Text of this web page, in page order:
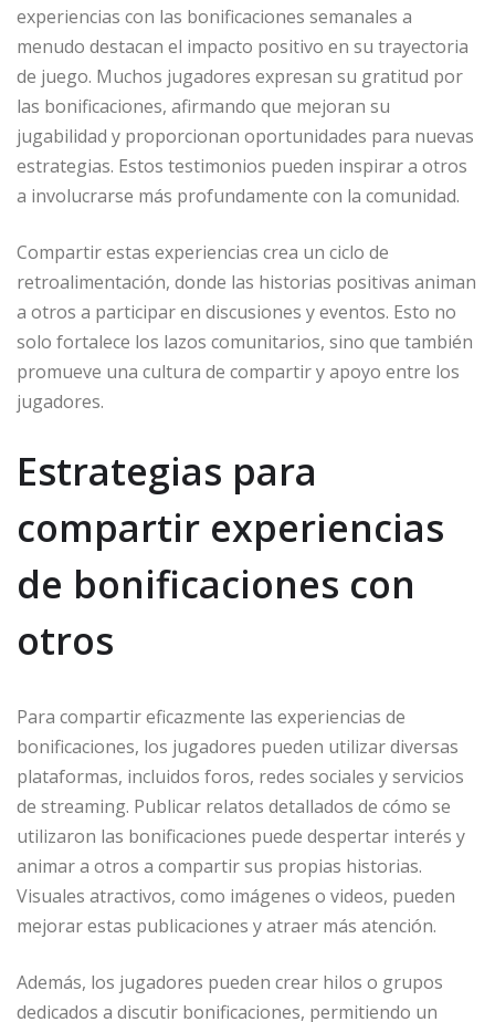
experiencias con las bonificaciones semanales a
menudo destacan el impacto positivo en su trayectoria
de juego. Muchos jugadores expresan su gratitud por
las bonificaciones, afirmando que mejoran su
jugabilidad y proporcionan oportunidades para nuevas
estrategias. Estos testimonios pueden inspirar a otros
a involucrarse más profundamente con la comunidad.
Compartir estas experiencias crea un ciclo de
retroalimentación, donde las historias positivas animan
a otros a participar en discusiones y eventos. Esto no
solo fortalece los lazos comunitarios, sino que también
promueve una cultura de compartir y apoyo entre los
jugadores.
Estrategias para
compartir experiencias
de bonificaciones con
otros
Para compartir eficazmente las experiencias de
bonificaciones, los jugadores pueden utilizar diversas
plataformas, incluidos foros, redes sociales y servicios
de streaming. Publicar relatos detallados de cómo se
utilizaron las bonificaciones puede despertar interés y
animar a otros a compartir sus propias historias.
Visuales atractivos, como imágenes o videos, pueden
mejorar estas publicaciones y atraer más atención.
Además, los jugadores pueden crear hilos o grupos
dedicados a discutir bonificaciones, permitiendo un